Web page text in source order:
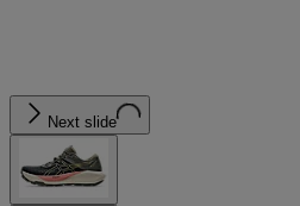
Next slide